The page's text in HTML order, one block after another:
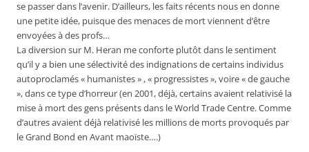
se passer dans l’avenir. D’ailleurs, les faits récents nous en donne
une petite idée, puisque des menaces de mort viennent d’être
envoyées à des profs…
La diversion sur M. Heran me conforte plutôt dans le sentiment
qu’il y a bien une sélectivité des indignations de certains individus
autoproclamés « humanistes » , « progressistes », voire « de gauche
», dans ce type d’horreur (en 2001, déjà, certains avaient relativisé la
mise à mort des gens présents dans le World Trade Centre. Comme
d’autres avaient déjà relativisé les millions de morts provoqués par
le Grand Bond en Avant maoïste….)